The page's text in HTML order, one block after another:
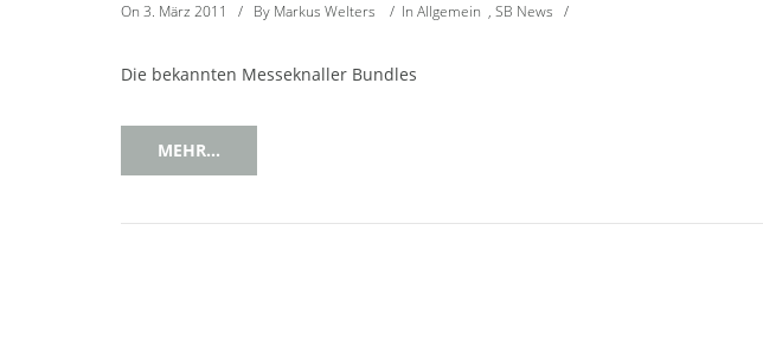
On 3. März 2011 / By Markus Welters / In Allgemein , SB News /
Die bekannten Messeknaller Bundles
MEHR...